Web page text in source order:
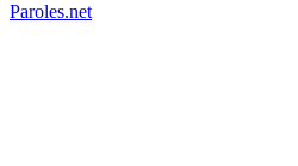
Paroles.net